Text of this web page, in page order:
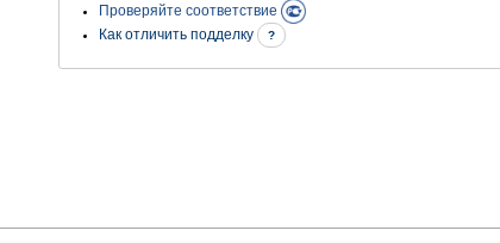
Проверяйте соответствие
Как отличить подделку
?